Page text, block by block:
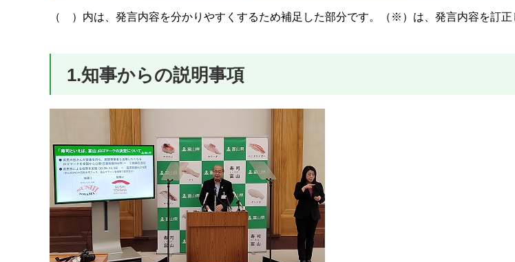
（ ）内は、発言内容を分かりやすくするため補足した部分です。（※）は、発言内容を訂正
1.知事からの説明事項